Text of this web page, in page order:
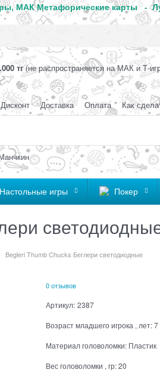
МАК Метафорические карты -
тг(не распространяется на МАК и Т-
Дисконт Доставка Оплата Как
Настольные игры Покер
Begleri Thumb Chucks Беглери светодиодные
0 отзывов
Артикул: 2387
Возраст младшего игрока , лет:7
Материал головоломки: Пластик
Вес головоломки , гр:20